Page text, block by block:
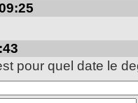
pour quel date le